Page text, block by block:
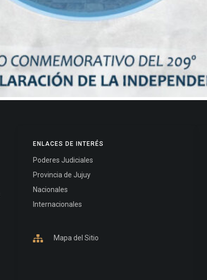
ENLACES DE INTERÉS
Poderes Judiciales
Provincia de Jujuy
Nacionales
Internacionales
Mapa del Sitio